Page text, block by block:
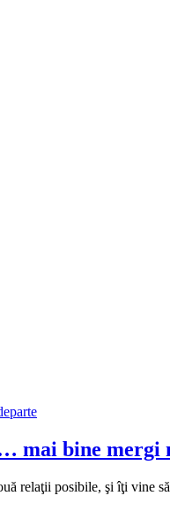
mai bine mergi
relaţii posibile, şi îţi vine